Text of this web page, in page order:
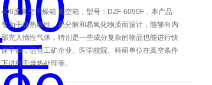
400度真空干燥箱 真空箱，型号：DZF-6090F，本产品
专为干燥热敏性、易分解和易氧化物质而设计，能够向内
部充入惰性气体，特别是一些成分复杂的物品也能进行快
速干燥，适合工矿企业、医学校院、科研单位在真空条件
下进行干燥热处理等。